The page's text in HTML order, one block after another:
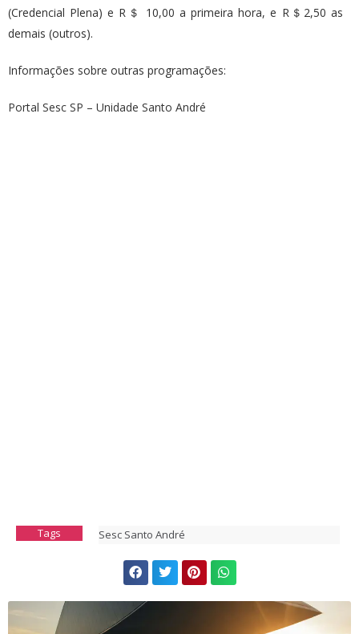
(Credencial Plena) e R＄ 10,00 a primeira hora, e R＄2,50 as
demais (outros).
Informações sobre outras programações:
Portal Sesc SP – Unidade Santo André
Tags Sesc Santo André